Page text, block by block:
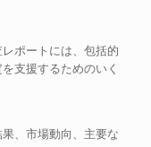
ポートには、包括的
支援するためのいく
、市場動向、主要な